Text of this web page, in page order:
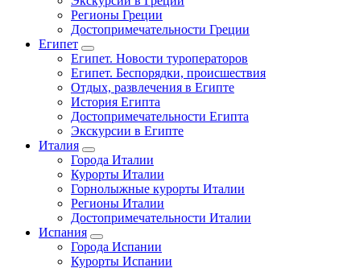
Регионы Греции
Достопримечательности Греции
Египет
Египет. Новости туроператоров
Египет. Беспорядки, происшествия
Отдых, развлечения в Египте
История Египта
Достопримечательности Египта
Экскурсии в Египте
Италия
Города Италии
Курорты Италии
Горнолыжные курорты Италии
Регионы Италии
Достопримечательности Италии
Испания
Города Испании
Курорты Испании